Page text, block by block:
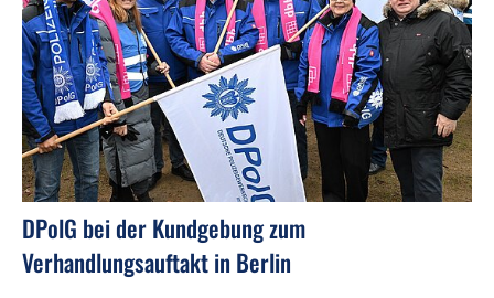
DPolG bei der Kundgebung zum
Verhandlungsauftakt in Berlin